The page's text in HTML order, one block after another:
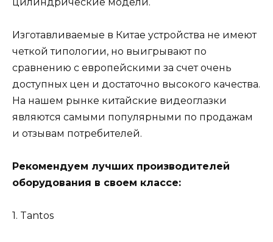
Изготавливаемые в Китае устройства не имеют
четкой типологии, но выигрывают по
сравнению с европейскими за счет очень
доступных цен и достаточно высокого качества.
На нашем рынке китайские видеоглазки
являются самыми популярными по продажам
и отзывам потребителей.
Рекомендуем лучших производителей
оборудования в своем классе:
1. Tantos